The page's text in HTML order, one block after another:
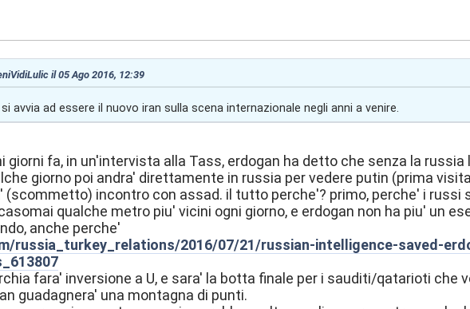
il 05 Ago 2016, 12:39
avvia ad essere il nuovo iran sulla scena internazionale negli anni a venire.
giorni fa, in un'intervista alla Tass, erdogan ha detto che senza la russia
giorno poi andra' direttamente in russia per vedere putin (prima
(scommetto) incontro con assad. il tutto perche'? primo, perche' i russi
qualche metro piu' vicini ogni giorno, e erdogan non ha piu' un
anche perche'
russia_turkey_relations/2016/07/21/russian-intelligence-saved-
fara' inversione a U, e sara' la botta finale per i sauditi/qatarioti che
guadagnera' una montagna di punti.